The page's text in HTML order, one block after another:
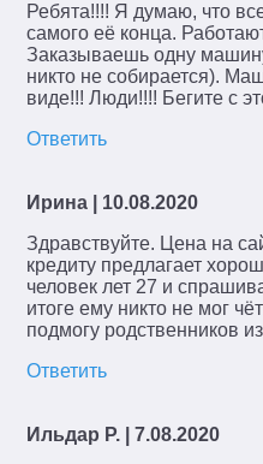
Ребята!!!! Я думаю, что
самого её конца.
Заказываешь одну
никто не собирается).
виде!!! Люди!!!! Бегите с
Ответить
Ирина
| 10.08.2020
Здравствуйте. Цена на
кредиту предлагает
человек лет 27 и
итоге ему никто не мог
подмогу родственников
Ответить
Ильдар Р.
| 7.08.2020